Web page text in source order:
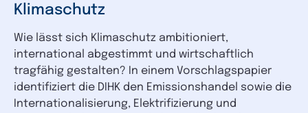
Klimaschutz
Wie lässt sich Klimaschutz ambitioniert,
international abgestimmt und wirtschaftlich
tragfähig gestalten? In einem Vorschlagspapier
identifiziert die DIHK den Emissionshandel sowie die
Internationalisierung, Elektrifizierung und